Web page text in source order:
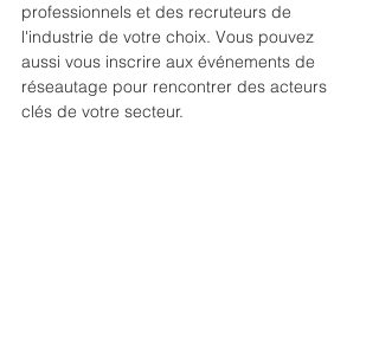
professionnels et des recruteurs de
l'industrie de votre choix. Vous pouvez
aussi vous inscrire aux événements de
réseautage pour rencontrer des acteurs
clés de votre secteur.